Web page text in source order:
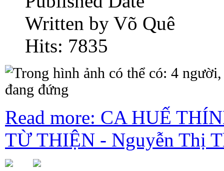
Written by Võ Quê
Hits: 7835
Read more: CA HUẾ
TỪ THIỆN - Nguyễn Thị